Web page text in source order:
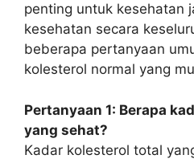
penting untuk kesehatan
kesehatan secara
beberapa pertanyaan
kolesterol normal yang
Pertanyaan 1: Berapa
yang sehat?
Kadar kolesterol total